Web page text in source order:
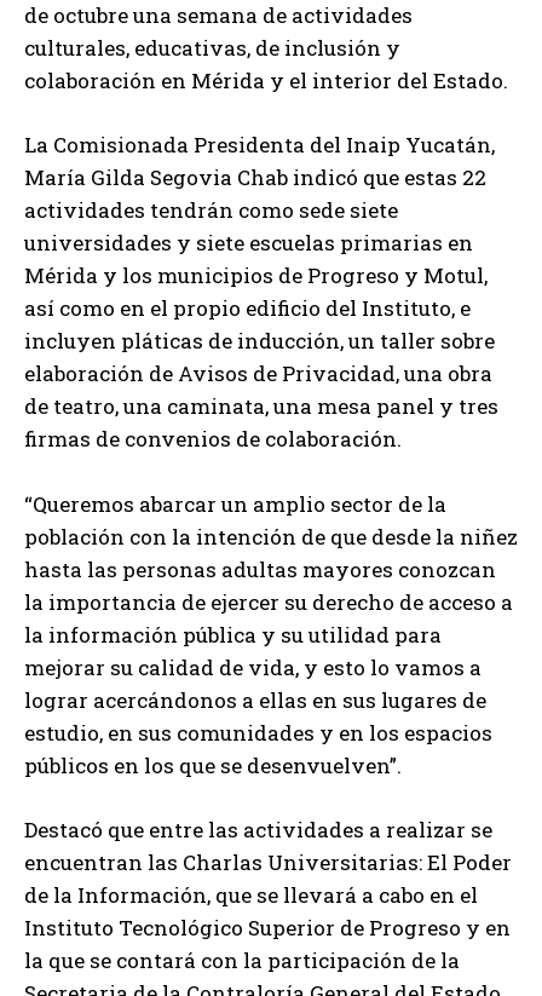
de octubre una semana de actividades
culturales, educativas, de inclusión y
colaboración en Mérida y el interior del Estado.
La Comisionada Presidenta del Inaip Yucatán,
María Gilda Segovia Chab indicó que estas 22
actividades tendrán como sede siete
universidades y siete escuelas primarias en
Mérida y los municipios de Progreso y Motul,
así como en el propio edificio del Instituto, e
incluyen pláticas de inducción, un taller sobre
elaboración de Avisos de Privacidad, una obra
de teatro, una caminata, una mesa panel y tres
firmas de convenios de colaboración.
“Queremos abarcar un amplio sector de la
población con la intención de que desde la niñez
hasta las personas adultas mayores conozcan
la importancia de ejercer su derecho de acceso a
la información pública y su utilidad para
mejorar su calidad de vida, y esto lo vamos a
lograr acercándonos a ellas en sus lugares de
estudio, en sus comunidades y en los espacios
públicos en los que se desenvuelven”.
Destacó que entre las actividades a realizar se
encuentran las Charlas Universitarias: El Poder
de la Información, que se llevará a cabo en el
Instituto Tecnológico Superior de Progreso y en
la que se contará con la participación de la